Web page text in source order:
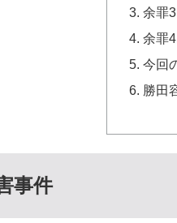
余罪
余罪
今回
勝田
事件